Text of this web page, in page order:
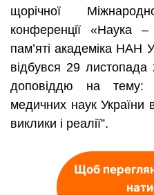
щорічної
конференції «Наука
пам’яті академіка НАН
відбувся 29 листопада
доповіддю на тему:
медичних наук України
виклики і реалії”.
Щоб